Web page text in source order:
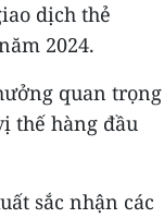
dịch thẻ
2024.
quan trọng
thế hàng đầu
sắc nhận các